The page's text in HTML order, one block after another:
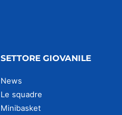
SETTORE GIOVANILE
News
Le squadre
Minibasket